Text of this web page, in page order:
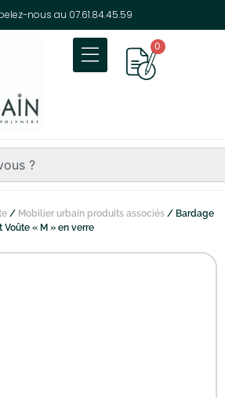
nous au 07.61.84.45.59
0
/ Mobilier urbain produits associés / Bardage
« M » en verre